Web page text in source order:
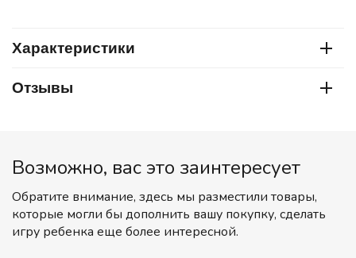
Характеристики
Отзывы
Возможно, вас это заинтересует
Обратите внимание, здесь мы разместили товары,
которые могли бы дополнить вашу покупку, сделать
игру ребенка еще более интересной.